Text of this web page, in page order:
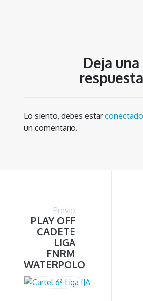
Deja una
respuesta
Lo siento, debes estarconectado
un comentario.
Previo
PLAY OFF
CADETE
LIGA
FNRM
WATERPOLO